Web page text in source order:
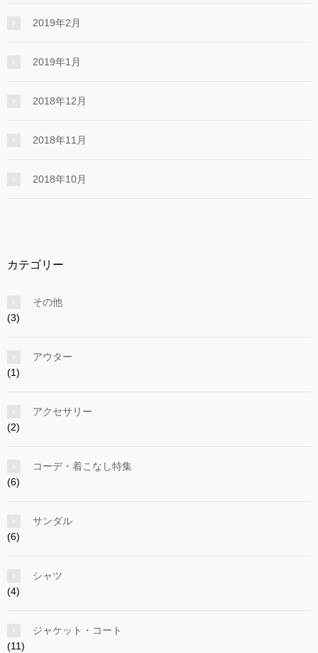
2019年2月
2019年1月
2018年12月
2018年11月
2018年10月
カテゴリー
その他
(3)
アウター
(1)
アクセサリー
(2)
コーデ・着こなし特集
(6)
サンダル
(6)
シャツ
(4)
ジャケット・コート
(11)